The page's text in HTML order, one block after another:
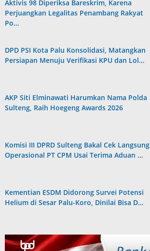
Aktivis 98 Diperiksa Bareskrim, Karena
Perjuangkan Legalitas Penambang Rakyat
Po…
DPD PSI Kota Palu Konsolidasi, Matangkan
Persiapan Menuju Verifikasi KPU dan Lol…
AKP Siti Elminawati Harumkan Nama Polda
Sulteng, Raih Hoegeng Awards 2026
Komisi III DPRD Sulteng Bakal Cek Langsung
Operasional PT CPM Usai Terima Aduan …
Kementian ESDM Didorong Survei Potensi
Helium di Sesar Palu-Koro, Dinilai Bisa D…